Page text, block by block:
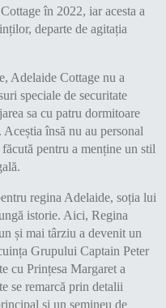
în 2022, iar acesta a
departe de agitația
Adelaide Cottage nu a
speciale de securitate
sa cu patru dormitoare
Aceștia însă nu au personal
pentru a menține un stil
regina Adelaide, soția lui
istorie. Aici, Regina
și mai târziu a devenit un
Grupului Captain Peter
cu Prințesa Margaret a
se remarcă prin detalii
și un șemineu de